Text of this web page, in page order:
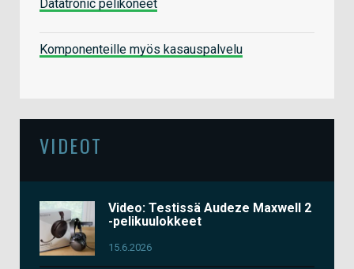
Datatronic pelikoneet
Komponenteille myös kasauspalvelu
VIDEOT
Video: Testissä Audeze Maxwell 2
-pelikuulokkeet
15.6.2026